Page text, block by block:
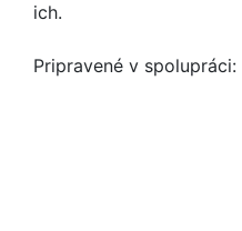
ich.
Pripravené v spolupráci: